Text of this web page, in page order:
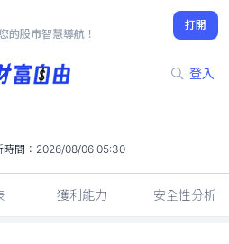
的股市智慧導航！
打開
登入
-1.42%
間： 2026/08/06 05:30
獲利能力 安全性分析